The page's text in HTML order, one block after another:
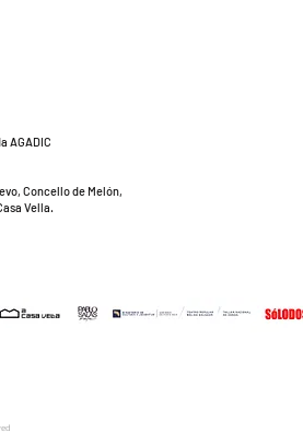
AGADIC
Concello de Melón,
Vella.